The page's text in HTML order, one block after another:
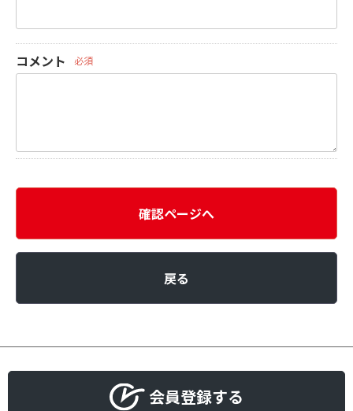
コメント 必須
確認ページへ
戻る
会員登録する